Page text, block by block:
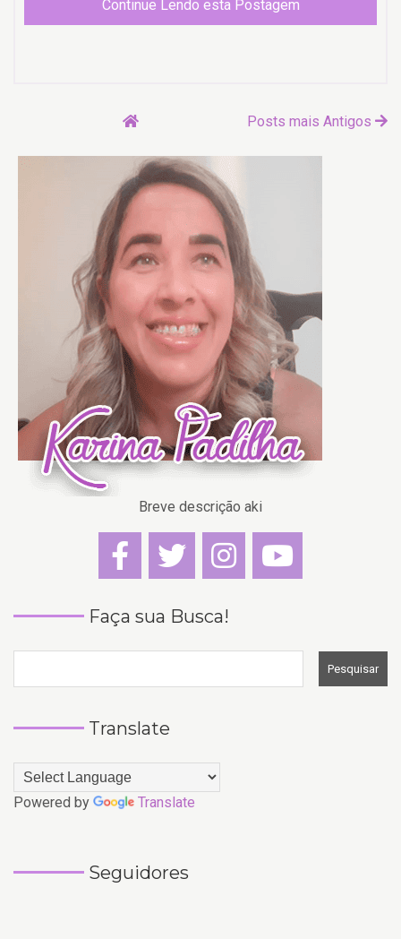
Continue Lendo esta Postagem
Posts mais Antigos
Breve descrição aki
Faça sua Busca!
Translate
Powered by Translate
Seguidores